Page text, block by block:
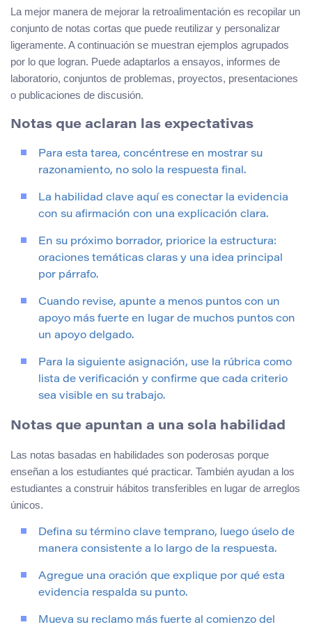
La mejor manera de mejorar la retroalimentación es recopilar un
conjunto de notas cortas que puede reutilizar y personalizar
ligeramente. A continuación se muestran ejemplos agrupados
por lo que logran. Puede adaptarlos a ensayos, informes de
laboratorio, conjuntos de problemas, proyectos, presentaciones
o publicaciones de discusión.
Notas que aclaran las expectativas
Para esta tarea, concéntrese en mostrar su
razonamiento, no solo la respuesta final.
La habilidad clave aquí es conectar la evidencia
con su afirmación con una explicación clara.
En su próximo borrador, priorice la estructura:
oraciones temáticas claras y una idea principal
por párrafo.
Cuando revise, apunte a menos puntos con un
apoyo más fuerte en lugar de muchos puntos con
un apoyo delgado.
Para la siguiente asignación, use la rúbrica como
lista de verificación y confirme que cada criterio
sea visible en su trabajo.
Notas que apuntan a una sola habilidad
Las notas basadas en habilidades son poderosas porque
enseñan a los estudiantes qué practicar. También ayudan a los
estudiantes a construir hábitos transferibles en lugar de arreglos
únicos.
Defina su término clave temprano, luego úselo de
manera consistente a lo largo de la respuesta.
Agregue una oración que explique por qué esta
evidencia respalda su punto.
Mueva su reclamo más fuerte al comienzo del